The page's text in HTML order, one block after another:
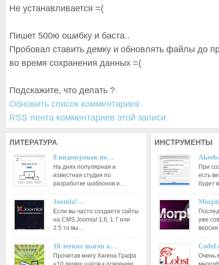
Не устанавливается =(
Пишет 500ю ошибку и баста..
Пробовал ставить демку и обновлять файлы до
во время сохранения данных =(
Подскажите, что делать ?
Обновить список комментариев
RSS лента комментариев этой записи
ЛИТЕРАТУРА
8 видеоуроков по…
На днях популярная и
известная студия по
разработке шаблонов и…
Joomla!…
Если вы часто создаете сайты
на CMS Joomla! 1.6, 1.7 или
2.5 то вы…
10 легких шагов к…
Прочитав книгу Хагена Графа
ИНСТРУМЕНТЫ
При
есть
будет
уже
Очень